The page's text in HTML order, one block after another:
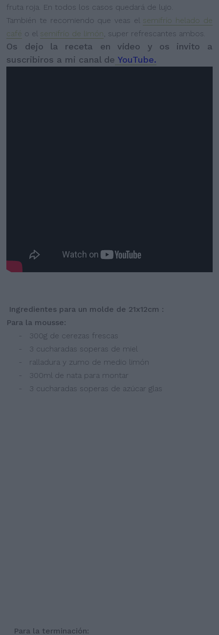
fruta roja. En todos los casos quedará de lujo.
También te recomiendo que veas el semifrío helado de
café o el semifrío de limón, super refrescantes ambos.
Os dejo la receta en vídeo y os invito a
suscribiros a mi canal de YouTube.
Ingredientes para un molde de 21x12cm :
Para la mousse:
- 300g de cerezas frescas
- 3 cucharadas soperas de miel
- ralladura y zumo de medio limón
- 300ml de nata para montar
- 3 cucharadas soperas de azúcar glas
Para la terminación: